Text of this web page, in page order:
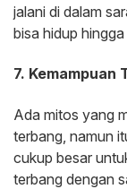
jalani di dalam
bisa hidup
7. Kemampuan
Ada mitos yang
terbang, namun
cukup besar
terbang dengan